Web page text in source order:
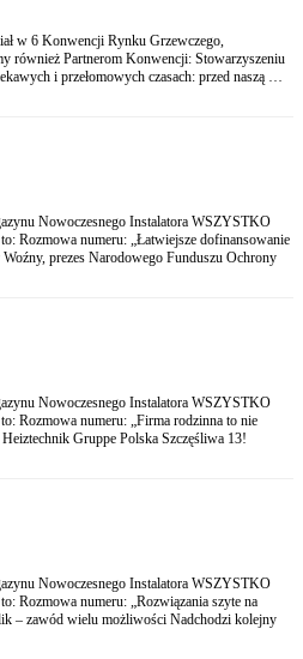
w 6 Konwencji Rynku Grzewczego,
również Partnerom Konwencji: Stowarzyszeniu
i przełomowych czasach: przed naszą …
Nowoczesnego Instalatora WSZYSTKO
Rozmowa numeru: „Łatwiejsze dofinansowanie
prezes Narodowego Funduszu Ochrony
Nowoczesnego Instalatora WSZYSTKO
Rozmowa numeru: „Firma rodzinna to nie
Gruppe Polska Szczęśliwa 13!
Nowoczesnego Instalatora WSZYSTKO
Rozmowa numeru: „Rozwiązania szyte na
– zawód wielu możliwości Nadchodzi kolejny